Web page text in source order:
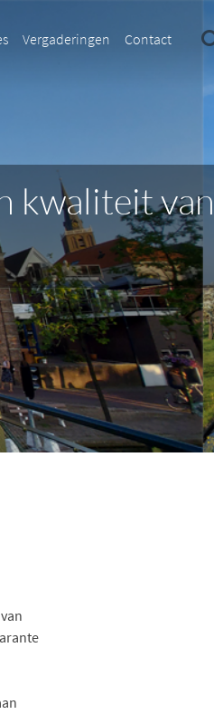
Vergaderingen Contact
kwaliteit van